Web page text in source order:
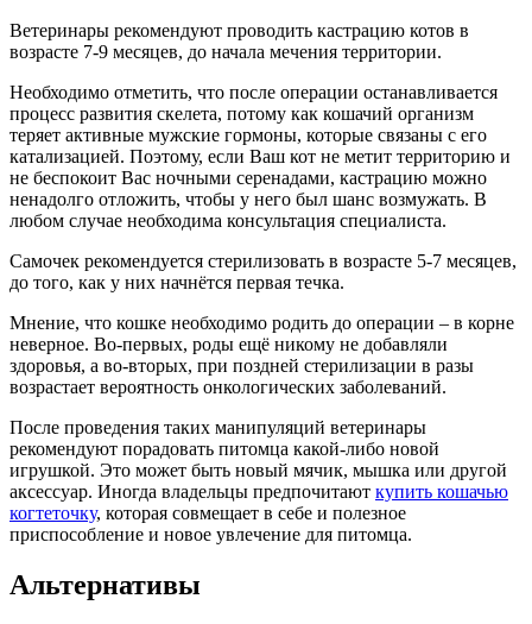
Ветеринары рекомендуют проводить кастрацию котов в
возрасте 7-9 месяцев, до начала мечения территории.
Необходимо отметить, что после операции останавливается
процесс развития скелета, потому как кошачий организм
теряет активные мужские гормоны, которые связаны с его
катализацией. Поэтому, если Ваш кот не метит территорию и
не беспокоит Вас ночными серенадами, кастрацию можно
ненадолго отложить, чтобы у него был шанс возмужать. В
любом случае необходима консультация специалиста.
Самочек рекомендуется стерилизовать в возрасте 5-7 месяцев,
до того, как у них начнётся первая течка.
Мнение, что кошке необходимо родить до операции – в корне
неверное. Во-первых, роды ещё никому не добавляли
здоровья, а во-вторых, при поздней стерилизации в разы
возрастает вероятность онкологических заболеваний.
После проведения таких манипуляций ветеринары
рекомендуют порадовать питомца какой-либо новой
игрушкой. Это может быть новый мячик, мышка или другой
аксессуар. Иногда владельцы предпочитают купить кошачью
когтеточку, которая совмещает в себе и полезное
приспособление и новое увлечение для питомца.
Альтернативы